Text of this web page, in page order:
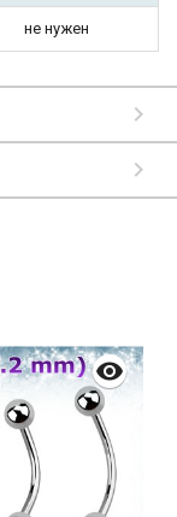
не нужен